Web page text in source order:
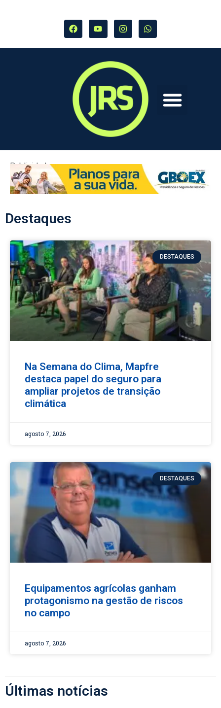
Publicidade
Destaques
DESTAQUES
Na Semana do Clima, Mapfre
destaca papel do seguro para
ampliar projetos de transição
climática
agosto 7, 2026
DESTAQUES
Equipamentos agrícolas ganham
protagonismo na gestão de riscos
no campo
agosto 7, 2026
Últimas notícias